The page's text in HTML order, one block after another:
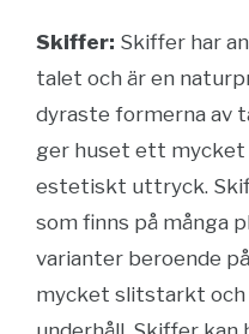
Skiffer: Skiffer har
talet och är en
dyraste formerna av
ger huset ett
estetiskt uttryck.
som finns på många
varianter beroende
mycket slitstarkt och